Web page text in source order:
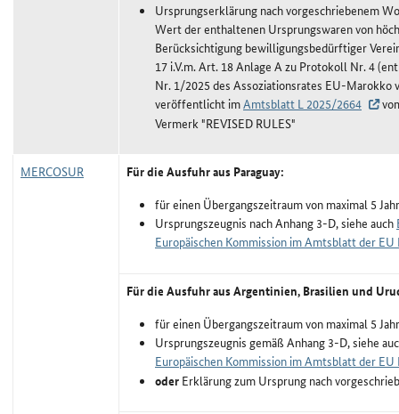
Ursprungserklärung nach vorgeschriebenem
Wert der enthaltenen Ursprungswaren von
Berücksichtigung bewilligungsbedürftiger
17 i.V.m. Art. 18 Anlage A zu Protokoll Nr. 4
Nr. 1/2025 des Assoziationsrates EU-Marokko
veröffentlicht imAmtsblatt L 2025/2664
Vermerk "REVISED RULES"
MERCOSUR
Für die Ausfuhr aus Paraguay:
für einen Übergangszeitraum von maximal 5
Ursprungszeugnis nach Anhang 3-D, siehe auch
Europäischen Kommission im Amtsblatt der
Für die Ausfuhr aus Argentinien, Brasilien und
für einen Übergangszeitraum von maximal 5
Ursprungszeugnis gemäß Anhang 3-D, siehe
Europäischen Kommission im Amtsblatt der
oder Erklärung zum Ursprung nach